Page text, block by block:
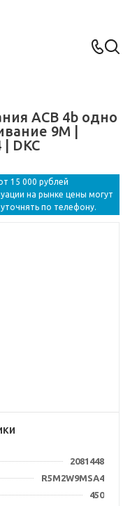
ACB 4b одно
9M |
| DKC
15 000 рублей
на рынке цены могут
по телефону.
2081448
R5M2W9MSA4
450